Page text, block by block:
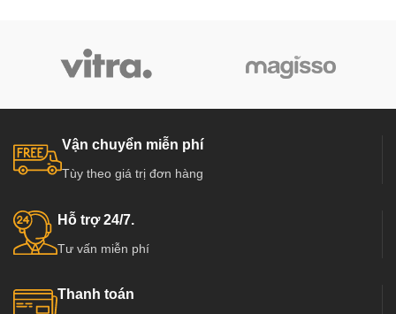
Vận chuyển miễn phí
Tùy theo giá trị đơn hàng
Hỗ trợ 24/7.
Tư vấn miễn phí
Thanh toán